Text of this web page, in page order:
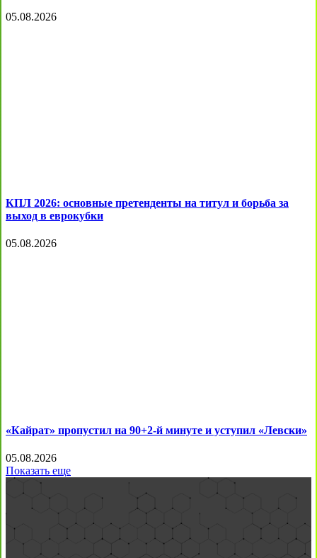
05.08.2026
КПЛ 2026: основные претенденты на титул и борьба за
выход в еврокубки
05.08.2026
«Кайрат» пропустил на 90+2-й минуте и уступил «Левски»
05.08.2026
Показать еще